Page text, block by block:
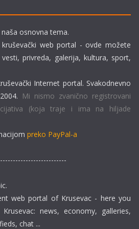
osnovna tema.
web portal - ovde možete
privreda, galerija, kultura, sport,
Internet portal. Svakodnevno
Mi nismo zvanično registrovani
(koja traje i ima na hiljade
preko PayPal-a
web portal of Krusevac - here you
news, economy, galleries,
chat ...